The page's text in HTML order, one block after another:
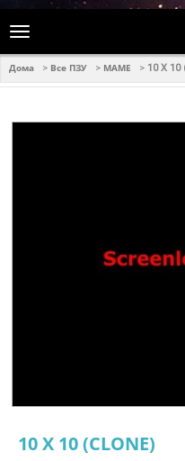
Toggle
navigation
Дома > Все ПЗУ > MAME > 10 X 10
10 X 10 (CLONE)